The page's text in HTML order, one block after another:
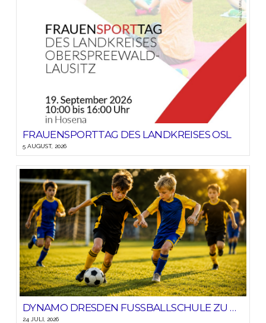
FRAUENSPORTTAG DES LANDKREISES OSL
5 AUGUST, 2026
DYNAMO DRESDEN FUSSBALLSCHULE ZU GAST BEIM SV BLAU-GELB HOSENA
24 JULI, 2026